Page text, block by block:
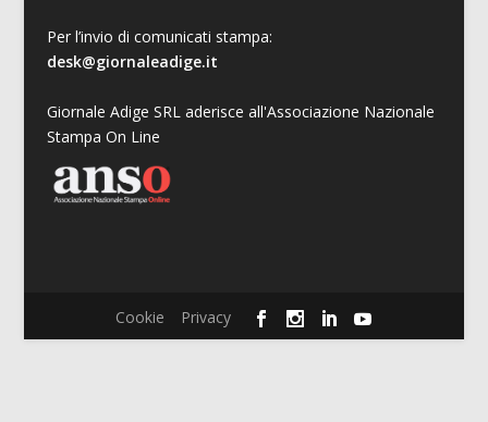
Per l’invio di comunicati stampa:
desk@giornaleadige.it
Giornale Adige SRL aderisce all'Associazione Nazionale
Stampa On Line
Cookie Privacy